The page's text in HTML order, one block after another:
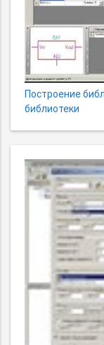
Построение
библиотеки